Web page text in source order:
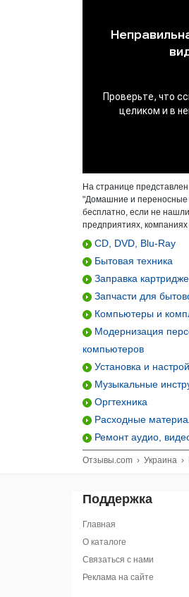
На странице
"Домашние и переносные
бесплатно, если не
предприятиях,
CD, DVD, Blu-Ray
Бытовая техника
Заправка
Запчасти для
Компьютеры и
Модернизация
компьютеров
Установка и
Музыкальные
Оргтехника
Расходные
Ремонт аудио,
Отзывы.com › Украина ›
Поддержка
Главная
О каталоге
Связаться с нами
Реклама на сайте